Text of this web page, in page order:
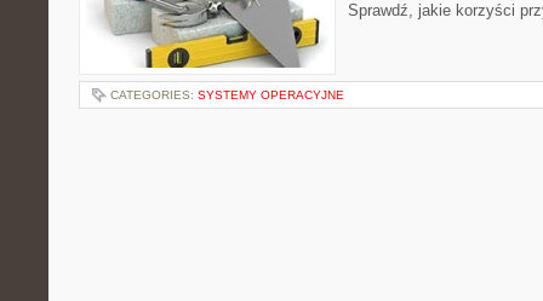
Sprawdź, jakie korzyści
CATEGORIES: SYSTEMY OPERACYJNE